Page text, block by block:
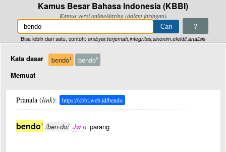
Kamus Besar Bahasa Indonesia (KBBI)
Kamus versi online/daring (dalam jaringan)
?
Bisa lebih dari satu, contoh: ambyar,terjemah,integritas,sinonim,efektif,analisis
Kata dasar bendo1 bendo2
Memuat
Pranala (link): https://kbbi.web.id/bendo
bendo1 /ben·do/ Jw n parang